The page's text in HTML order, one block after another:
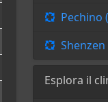
Pechino
Shenzen
Esplora il